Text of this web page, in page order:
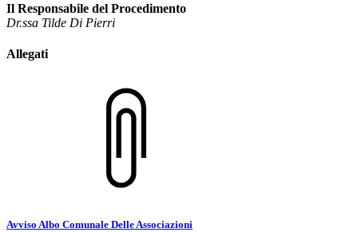
Il Responsabile del Procedimento
Dr.ssa Tilde Di Pierri
Allegati
Avviso Albo Comunale Delle Associazioni